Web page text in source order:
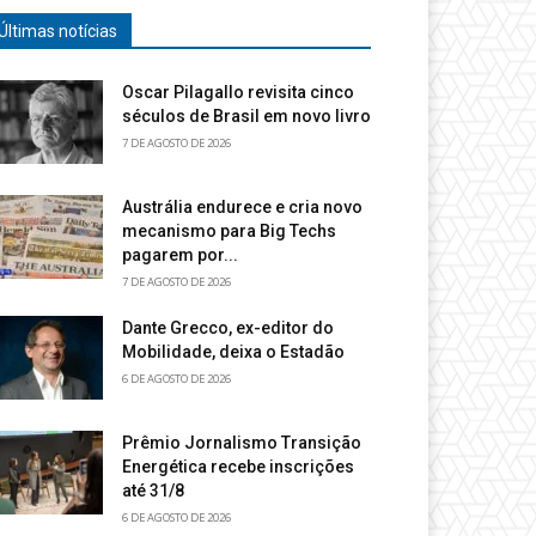
notícias
Oscar Pilagallo revisita cinco
séculos de Brasil em novo livro
7 DE AGOSTO DE 2026
Austrália endurece e cria novo
mecanismo para Big Techs
pagarem por...
7 DE AGOSTO DE 2026
Dante Grecco, ex-editor do
Mobilidade, deixa o Estadão
6 DE AGOSTO DE 2026
Prêmio Jornalismo Transição
Energética recebe inscrições
até 31/8
6 DE AGOSTO DE 2026